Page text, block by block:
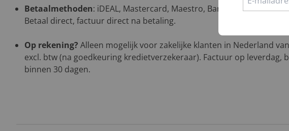
Betaalmethoden: iDEAL, Mastercard, Maestro, Bancontact, Visa en
Betaal direct, factuur direct na betaling.
Op rekening? Alleen mogelijk voor zakelijke klanten in Nederland
excl. btw (na goedkeuring kredietverzekeraar). Factuur op leverdag,
binnen 30 dagen.